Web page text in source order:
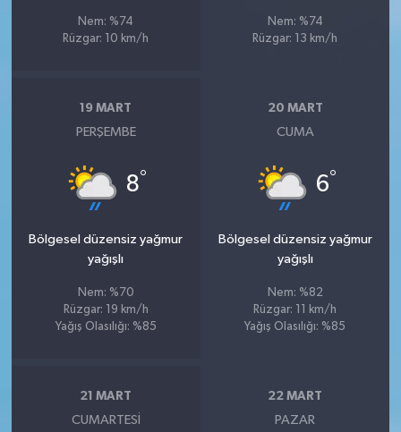
Nem: %74
Rüzgar: 10 km/h
Nem: %74
Rüzgar: 13 km/h
19 MART
PERŞEMBE
8°
Bölgesel düzensiz yağmur
yağışlı
Nem: %70
Rüzgar: 19 km/h
Yağış Olasılığı: %85
20 MART
CUMA
6°
Bölgesel düzensiz yağmur
yağışlı
Nem: %82
Rüzgar: 11 km/h
Yağış Olasılığı: %85
21 MART
CUMARTESI
22 MART
PAZAR